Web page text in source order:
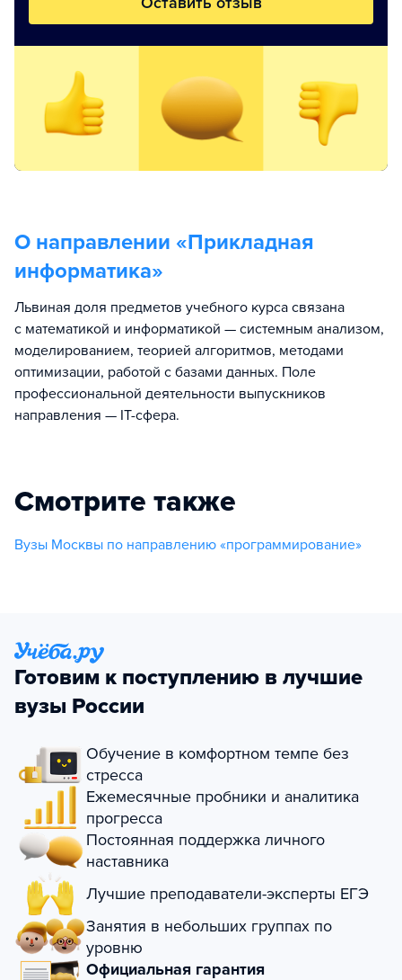
О направлении «Прикладная
информатика»
Львиная доля предметов учебного курса связана
с математикой и информатикой — системным анализом,
моделированием, теорией алгоритмов, методами
оптимизации, работой с базами данных. Поле
профессиональной деятельности выпускников
направления — IT-сфера.
Смотрите также
Вузы Москвы по направлению «программирование»
Готовим к поступлению в лучшие
вузы России
Обучение в комфортном темпе без
стресса
Ежемесячные пробники и аналитика
прогресса
Постоянная поддержка личного
наставника
Лучшие преподаватели-эксперты ЕГЭ
Занятия в небольших группах по
уровню
Официальная гарантия